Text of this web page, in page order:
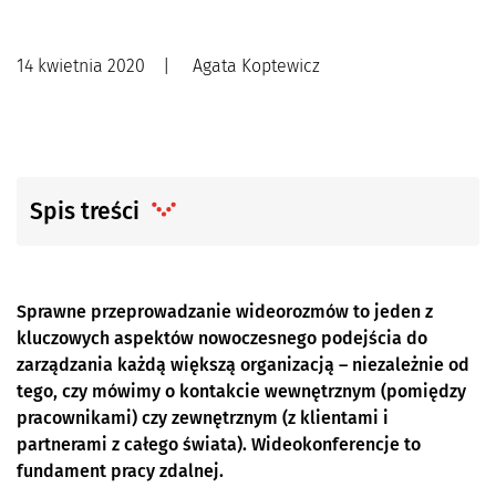
14 kwietnia 2020 Agata Koptewicz
Spis treści
Sprawne przeprowadzanie wideorozmów to jeden z
kluczowych aspektów nowoczesnego podejścia do
zarządzania każdą większą organizacją – niezależnie od
tego, czy mówimy o kontakcie wewnętrznym (pomiędzy
pracownikami) czy zewnętrznym (z klientami i
partnerami z całego świata). Wideokonferencje to
fundament pracy zdalnej.